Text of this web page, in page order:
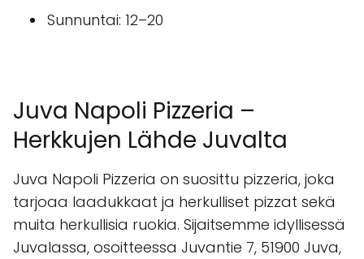
Sunnuntai: 12–20
Juva Napoli Pizzeria –
Herkkujen Lähde Juvalta
Juva Napoli Pizzeria on suosittu pizzeria, joka
tarjoaa laadukkaat ja herkulliset pizzat sekä
muita herkullisia ruokia. Sijaitsemme idyllisessä
Juvalassa, osoitteessa Juvantie 7, 51900 Juva,